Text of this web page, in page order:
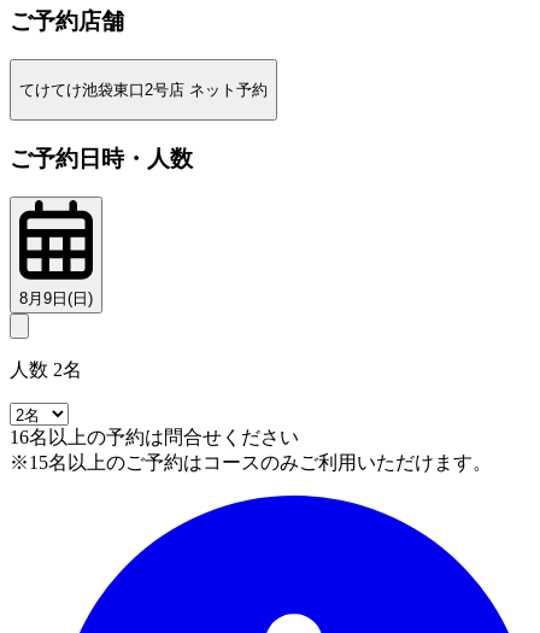
ご予約店舗
てけてけ池袋東口2号店 ネット予約
ご予約日時・人数
8月9日(日)
人数 2名
16名以上の予約は問合せください
※15名以上のご予約はコースのみご利用いただけます。